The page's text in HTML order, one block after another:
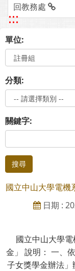
回教務處
:::
單位:
分類:
關鍵字:
搜尋
國立中山大學電機
日期 :
國立中山大學
金」 說明： 一、
子女獎學金辦法